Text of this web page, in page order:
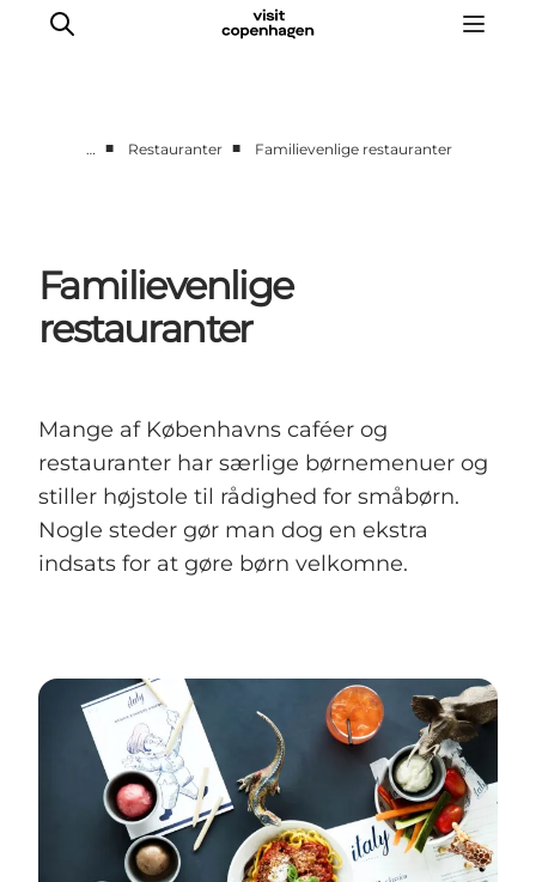
Spis & drik
Områder
Planlæg din tur
… ■ Restauranter ■ Familievenlige restauranter
Familievenlige
restauranter
Mange af Københavns caféer og
restauranter har særlige børnemenuer og
stiller højstole til rådighed for småbørn.
Nogle steder gør man dog en ekstra
indsats for at gøre børn velkomne.